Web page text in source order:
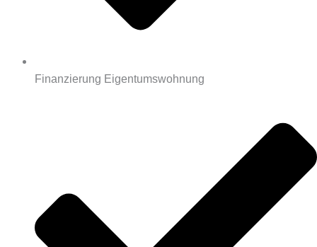
Finanzierung Eigentumswohnung